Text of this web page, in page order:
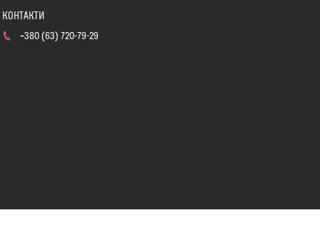
+380 (63) 720-79-29